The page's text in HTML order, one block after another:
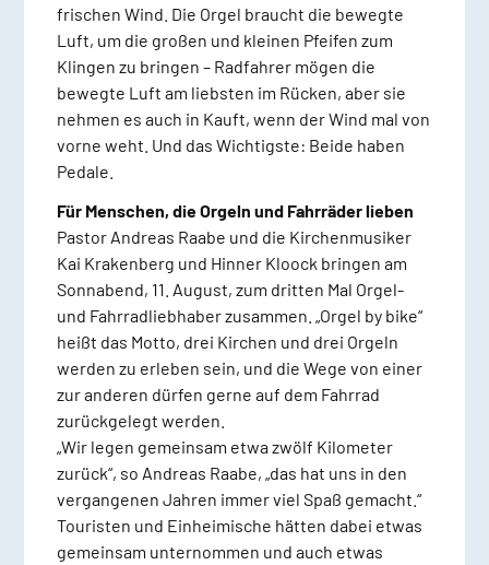
frischen Wind. Die Orgel braucht die bewegte
Luft, um die großen und kleinen Pfeifen zum
Klingen zu bringen – Radfahrer mögen die
bewegte Luft am liebsten im Rücken, aber sie
nehmen es auch in Kauft, wenn der Wind mal von
vorne weht. Und das Wichtigste: Beide haben
Pedale.
Für Menschen, die Orgeln und Fahrräder lieben
Pastor Andreas Raabe und die Kirchenmusiker
Kai Krakenberg und Hinner Kloock bringen am
Sonnabend, 11. August, zum dritten Mal Orgel-
und Fahrradliebhaber zusammen. „Orgel by bike“
heißt das Motto, drei Kirchen und drei Orgeln
werden zu erleben sein, und die Wege von einer
zur anderen dürfen gerne auf dem Fahrrad
zurückgelegt werden.
„Wir legen gemeinsam etwa zwölf Kilometer
zurück“, so Andreas Raabe, „das hat uns in den
vergangenen Jahren immer viel Spaß gemacht.“
Touristen und Einheimische hätten dabei etwas
gemeinsam unternommen und auch etwas